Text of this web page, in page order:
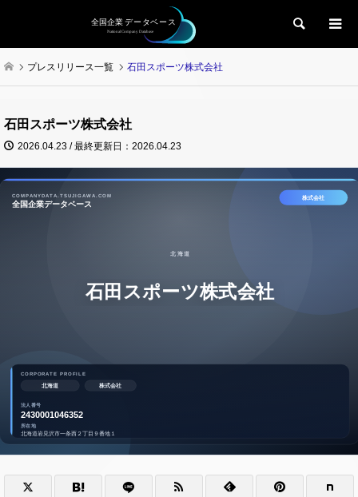
検索
プレスリリース一覧 石田スポーツ株式会社
石田スポーツ株式会社
2026.04.23 / 最終更新日：2026.04.23